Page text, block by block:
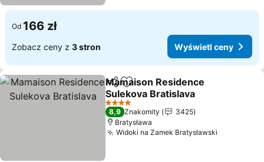
Od 166 zł
Zobacz ceny z 3 stron Wyświetl ceny
Udostępnij
Dodaj do ulubionych
Mamaison Residence
Sulekova Bratislava
4 Kategoria
8,9 Znakomity
3425
Bratysława
Widoki na Zamek Bratysławski